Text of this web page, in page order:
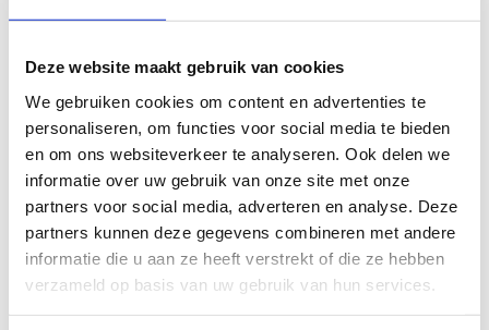
Deze website maakt gebruik van cookies
We gebruiken cookies om content en advertenties te
personaliseren, om functies voor social media te bieden
en om ons websiteverkeer te analyseren. Ook delen we
informatie over uw gebruik van onze site met onze
partners voor social media, adverteren en analyse. Deze
partners kunnen deze gegevens combineren met andere
informatie die u aan ze heeft verstrekt of die ze hebben
verzameld op basis van uw gebruik van hun services.
Geef aan tot welk domein jouw vraag behoort
KIES EEN DOMEIN
Jouw vraag